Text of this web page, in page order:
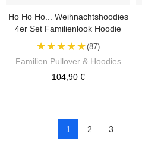
Ho Ho Ho... Weihnachtshoodies
4er Set Familienlook Hoodie
★★★★★(87)
Familien Pullover & Hoodies
104,90 €
1 2 3 …